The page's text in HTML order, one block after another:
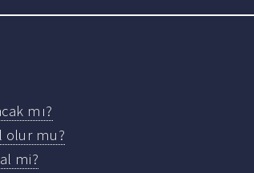
mı?
olur mu?
mi?